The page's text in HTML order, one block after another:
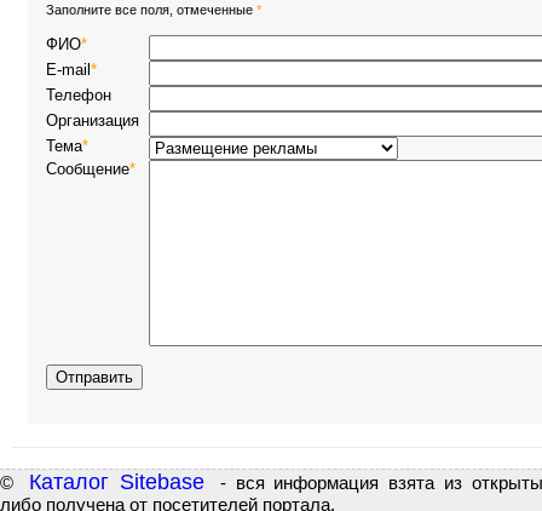
Заполните все поля, отмеченные *
ФИО*
E-mail*
Телефон
Организация
Тема*
Сообщение*
© Каталог Sitebase
- вся информация взята из
либо получена от посетителей портала.